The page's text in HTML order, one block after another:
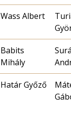
Wass Albert
Babits
Mihály
Határ Győző